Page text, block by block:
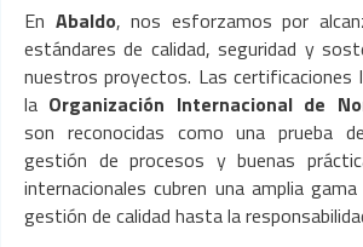
En Abaldo, nos esforzamos por
estándares de calidad, seguridad y
nuestros proyectos. Las certificaciones
la Organización Internacional de
son reconocidas como una prueba
gestión de procesos y buenas
internacionales cubren una amplia
gestión de calidad hasta la